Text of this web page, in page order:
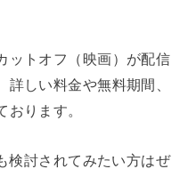
ットオフ（映画）が配信
しい料金や無料期間、
ります。
検討されてみたい方はぜ